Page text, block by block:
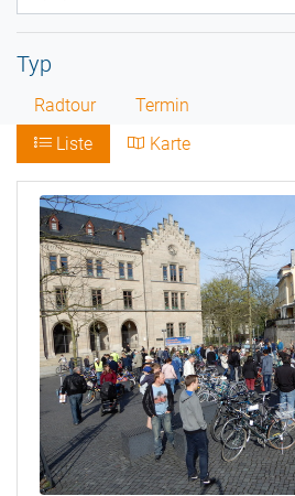
Typ
Radtour
Termin
Liste
Karte